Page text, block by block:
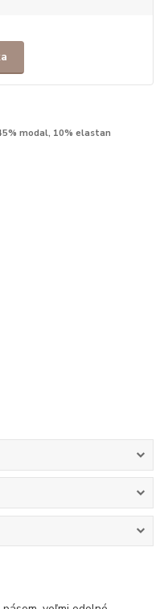
modal, 10% elastan